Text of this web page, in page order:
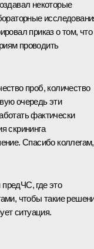
некоторые
приказ о том, что
проводить
проб, количество
очередь эти
фактически
скрининга
Спасибо коллегам,
где это
чтобы такие
ситуация.